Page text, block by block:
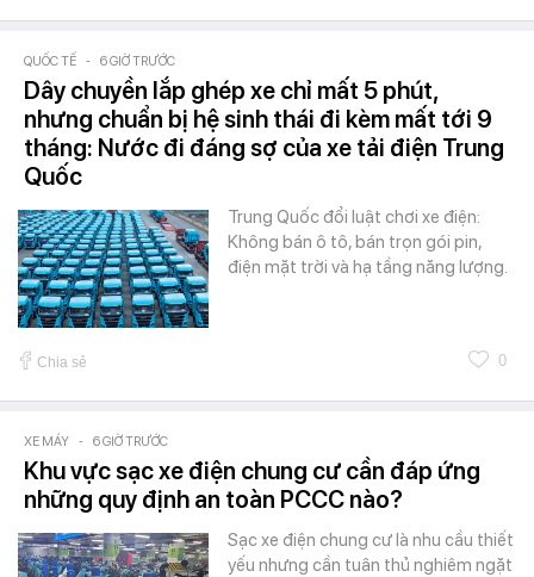
QUỐC TẾ - 6 GIỜ TRƯỚC
Dây chuyền lắp ghép xe chỉ mất 5 phút,
nhưng chuẩn bị hệ sinh thái đi kèm mất tới 9
tháng: Nước đi đáng sợ của xe tải điện Trung
Quốc
Trung Quốc đổi luật chơi xe điện:
Không bán ô tô, bán trọn gói pin,
điện mặt trời và hạ tầng năng lượng.
Chia sẻ 0
XE MÁY - 6 GIỜ TRƯỚC
Khu vực sạc xe điện chung cư cần đáp ứng
những quy định an toàn PCCC nào?
Sạc xe điện chung cư là nhu cầu thiết
yếu nhưng cần tuân thủ nghiêm ngặt